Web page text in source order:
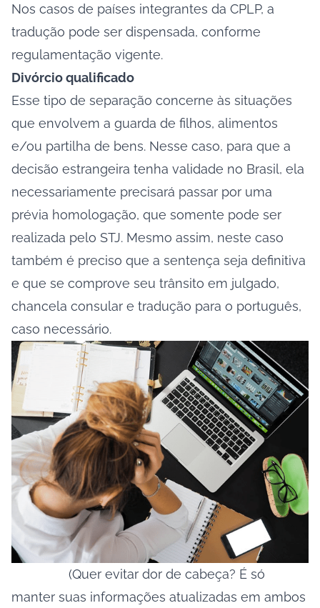
Nos casos de países integrantes da CPLP, a
tradução pode ser dispensada, conforme
regulamentação vigente.
Divórcio qualificado
Esse tipo de separação concerne às situações
que envolvem a guarda de filhos, alimentos
e/ou partilha de bens. Nesse caso, para que a
decisão estrangeira tenha validade no Brasil, ela
necessariamente precisará passar por uma
prévia homologação, que somente pode ser
realizada pelo STJ. Mesmo assim, neste caso
também é preciso que a sentença seja definitiva
e que se comprove seu trânsito em julgado,
chancela consular e tradução para o português,
caso necessário.
(Quer evitar dor de cabeça? É só
manter suas informações atualizadas em ambos